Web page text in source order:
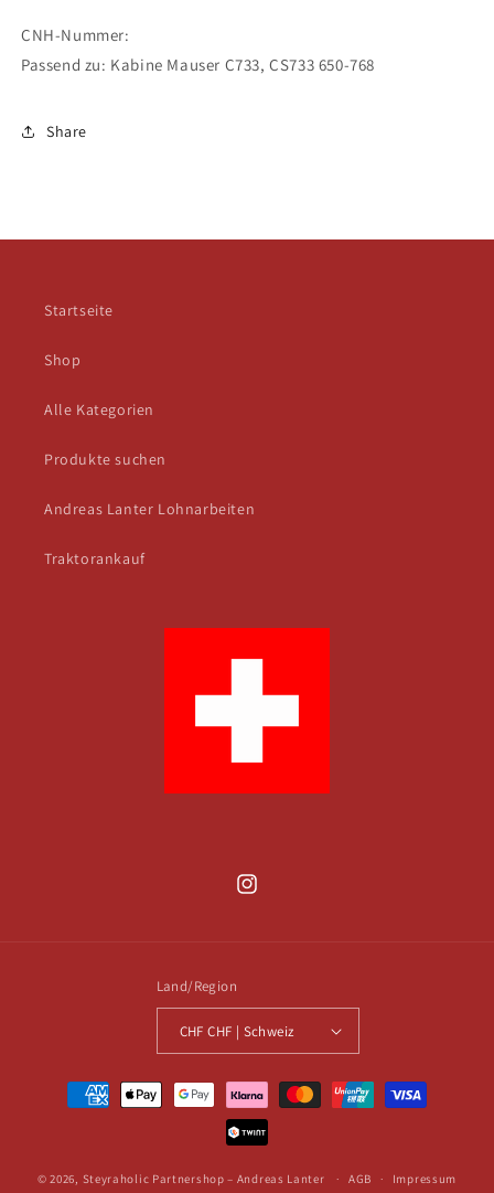
CNH-Nummer:
Passend zu: Kabine Mauser C733, CS733 650-768
Share
Startseite
Shop
Alle Kategorien
Produkte suchen
Andreas Lanter Lohnarbeiten
Traktorankauf
Instagram
Land/Region
CHF CHF | Schweiz
Zahlungsmethoden
© 2026, Steyraholic Partnershop – Andreas Lanter AGB Impressum